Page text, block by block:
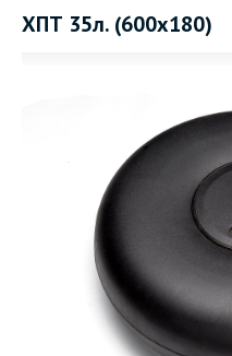
ХПТ 35л. (600х180)